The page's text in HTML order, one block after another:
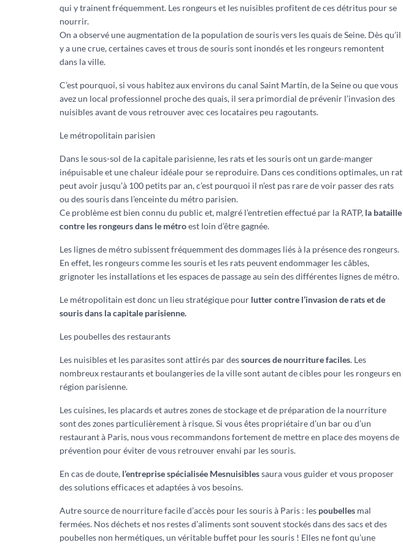
qui y trainent fréquemment. Les rongeurs et les nuisibles profitent de ces détritus pour se
nourrir.
On a observé une augmentation de la population de souris vers les quais de Seine. Dès qu’il
y a une crue, certaines caves et trous de souris sont inondés et les rongeurs remontent
dans la ville.
C’est pourquoi, si vous habitez aux environs du canal Saint Martin, de la Seine ou que vous
avez un local professionnel proche des quais, il sera primordial de prévenir l’invasion des
nuisibles avant de vous retrouver avec ces locataires peu ragoutants.
Le métropolitain parisien
Dans le sous-sol de la capitale parisienne, les rats et les souris ont un garde-manger
inépuisable et une chaleur idéale pour se reproduire. Dans ces conditions optimales, un rat
peut avoir jusqu’à 100 petits par an, c’est pourquoi il n’est pas rare de voir passer des rats
ou des souris dans l’enceinte du métro parisien.
Ce problème est bien connu du public et, malgré l’entretien effectué par la RATP, la bataille
contre les rongeurs dans le métroest loin d’être gagnée.
Les lignes de métro subissent fréquemment des dommages liés à la présence des rongeurs.
En effet, les rongeurs comme les souris et les rats peuvent endommager les câbles,
grignoter les installations et les espaces de passage au sein des différentes lignes de métro.
Le métropolitain est donc un lieu stratégique pour lutter contre l’invasion de rats et de
souris dans la capitale parisienne.
Les poubelles des restaurants
Les nuisibles et les parasites sont attirés par dessources de nourriture faciles. Les
nombreux restaurants et boulangeries de la ville sont autant de cibles pour les rongeurs en
région parisienne.
Les cuisines, les placards et autres zones de stockage et de préparation de la nourriture
sont des zones particulièrement à risque. Si vous êtes propriétaire d’un bar ou d’un
restaurant à Paris, nous vous recommandons fortement de mettre en place des moyens de
prévention pour éviter de vous retrouver envahi par les souris.
En cas de doute, l’entreprise spécialisée Mesnuisiblessaura vous guider et vous proposer
des solutions efficaces et adaptées à vos besoins.
Autre source de nourriture facile d’accès pour les souris à Paris : les poubelles mal
fermées. Nos déchets et nos restes d’aliments sont souvent stockés dans des sacs et des
poubelles non hermétiques, un véritable buffet pour les souris ! Elles ne font qu’une